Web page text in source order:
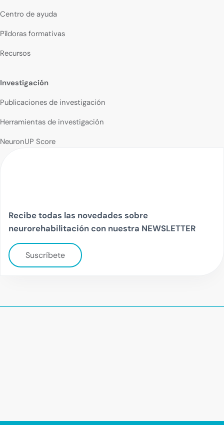
Centro de ayuda
Píldoras formativas
Recursos
Investigación
Publicaciones de investigación
Herramientas de investigación
NeuronUP Score
Recibe todas las novedades sobre
neurorehabilitación con nuestra NEWSLETTER
Suscríbete